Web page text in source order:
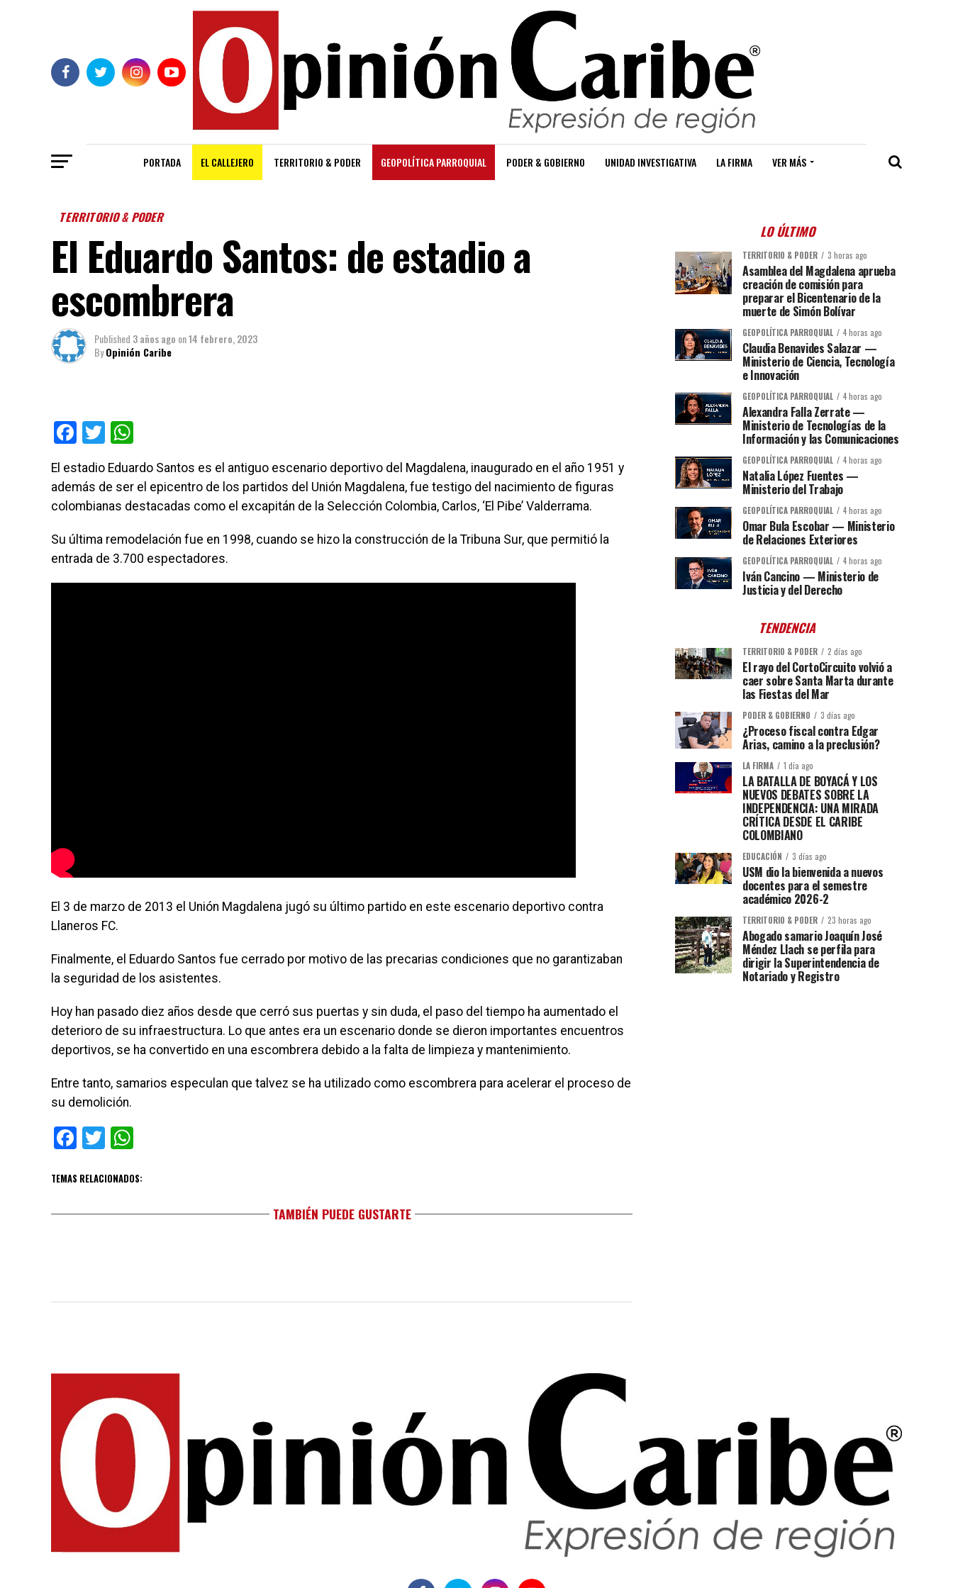
PORTADA EL CALLEJERO TERRITORIO & PODER GEOPOLÍTICA PARROQUIAL PODER & GOBIERNO UNIDAD INVESTIGATIVA LA FIRMA VER MÁS
TERRITORIO & PODER
El Eduardo Santos: de estadio a
escombrera
Published 3 años ago on14 febrero, 2023
ByOpinión Caribe
Facebook
Twitter
El estadio Eduardo Santos es el antiguo escenario deportivo del Magdalena, inaugurado en el año 1951 y
además de ser el epicentro de los partidos del Unión Magdalena, fue testigo del nacimiento de figuras
colombianas destacadas como el excapitán de la Selección Colombia, Carlos, ‘El Pibe’ Valderrama.
Su última remodelación fue en 1998, cuando se hizo la construcción de la Tribuna Sur, que permitió la
entrada de 3.700 espectadores.
El 3 de marzo de 2013 el Unión Magdalena jugó su último partido en este escenario deportivo contra
Llaneros FC.
Finalmente, el Eduardo Santos fue cerrado por motivo de las precarias condiciones que no garantizaban
la seguridad de los asistentes.
Hoy han pasado diez años desde que cerró sus puertas y sin duda, el paso del tiempo ha aumentado el
deterioro de su infraestructura. Lo que antes era un escenario donde se dieron importantes encuentros
deportivos, se ha convertido en una escombrera debido a la falta de limpieza y mantenimiento.
Entre tanto, samarios especulan que talvez se ha utilizado como escombrera para acelerar el proceso de
su demolición.
Facebook
Twitter
TEMAS RELACIONADOS:
TAMBIÉN PUEDE GUSTARTE
LO ÚLTIMO
TERRITORIO & PODER 3 horas ago
Asamblea del Magdalena aprueba
creación de comisión para
preparar el Bicentenario de la
muerte de Simón Bolívar
GEOPOLÍTICA PARROQUIAL 4 horas ago
Claudia Benavides Salazar —
Ministerio de Ciencia, Tecnología
e Innovación
GEOPOLÍTICA PARROQUIAL 4 horas ago
Alexandra Falla Zerrate —
Ministerio de Tecnologías de la
Información y las Comunicaciones
GEOPOLÍTICA PARROQUIAL 4 horas ago
Natalia López Fuentes —
Ministerio del Trabajo
GEOPOLÍTICA PARROQUIAL 4 horas ago
Omar Bula Escobar — Ministerio
de Relaciones Exteriores
GEOPOLÍTICA PARROQUIAL 4 horas ago
Iván Cancino — Ministerio de
Justicia y del Derecho
TENDENCIA
TERRITORIO & PODER 2 días ago
El rayo del CortoCircuito volvió a
caer sobre Santa Marta durante
las Fiestas del Mar
PODER & GOBIERNO 3 días ago
¿Proceso fiscal contra Edgar
Arias, camino a la preclusión?
LA FIRMA 1 día ago
LA BATALLA DE BOYACÁ Y LOS
NUEVOS DEBATES SOBRE LA
INDEPENDENCIA: UNA MIRADA
CRÍTICA DESDE EL CARIBE
COLOMBIANO
EDUCACIÓN 3 días ago
USM dio la bienvenida a nuevos
docentes para el semestre
académico 2026-2
TERRITORIO & PODER 23 horas ago
Abogado samario Joaquín José
Méndez Llach se perfila para
dirigir la Superintendencia de
Notariado y Registro